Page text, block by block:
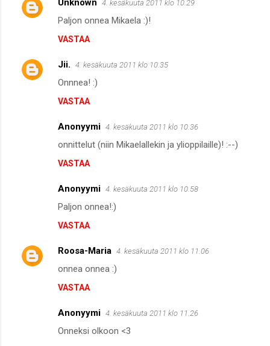
e
i
Unknown 4. kesäkuuta 2011 klo 10.29
Paljon onnea Mikaela :)!
VASTAA
Jii. 4. kesäkuuta 2011 klo 10.35
Onnnea! :)
VASTAA
Anonyymi 4. kesäkuuta 2011 klo 10.36
onnittelut (niin Mikaelallekin ja ylioppilaille)! :--)
VASTAA
Anonyymi 4. kesäkuuta 2011 klo 10.58
Paljon onnea!:)
VASTAA
Roosa-Maria 4. kesäkuuta 2011 klo 11.06
onnea onnea :)
VASTAA
Anonyymi 4. kesäkuuta 2011 klo 11.26
Onneksi olkoon <3